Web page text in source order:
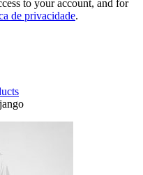
to your account, and for
de privacidade.